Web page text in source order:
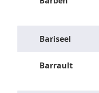
Bariseel
Barrault